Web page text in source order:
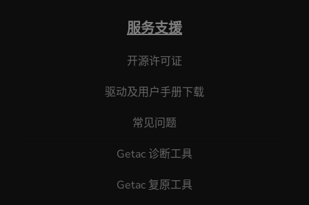
服务支援
开源许可证
驱动及用户手册下载
常见问题
Getac 诊断工具
Getac 复原工具